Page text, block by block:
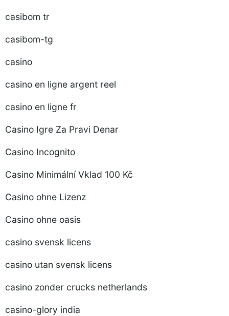
casibom tr
casibom-tg
casino
casino en ligne argent reel
casino en ligne fr
Casino Igre Za Pravi Denar
Casino Incognito
Casino Minimální Vklad 100 Kč
Casino ohne Lizenz
Casino ohne oasis
casino svensk licens
casino utan svensk licens
casino zonder crucks netherlands
casino-glory india